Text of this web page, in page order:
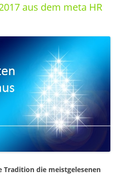
aus dem meta HR
Tradition die meistgelesenen